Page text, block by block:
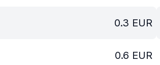
0.3 EUR
0.6 EUR